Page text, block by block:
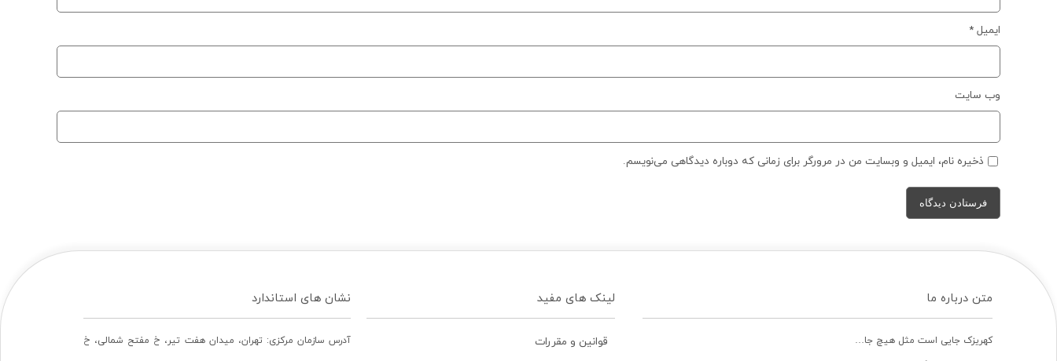
ایمیل *
وب‌ سایت
ذخیره نام، ایمیل و وبسایت من در مرورگر برای زمانی که دوباره دیدگاهی می‌نویسم.
متن درباره ما
کهریزک جایی است مثل هیچ جا…
لینک های مفید
قوانین و مقررات
نشان های استاندارد
آدرس سازمان مرکزی: تهران، ميدان هفت تير، خ مفتح شمالی، خ